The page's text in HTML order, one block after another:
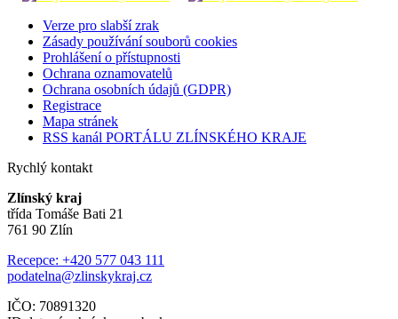
Verze pro slabší zrak
Zásady používání souborů cookies
Prohlášení o přístupnosti
Ochrana oznamovatelů
Ochrana osobních údajů (GDPR)
Registrace
Mapa stránek
RSS kanál PORTÁLU ZLÍNSKÉHO KRAJE
Rychlý kontakt
Zlínský kraj
třída Tomáše Bati 21
761 90 Zlín
Recepce: +420 577 043 111
podatelna@zlinskykraj.cz
IČO: 70891320